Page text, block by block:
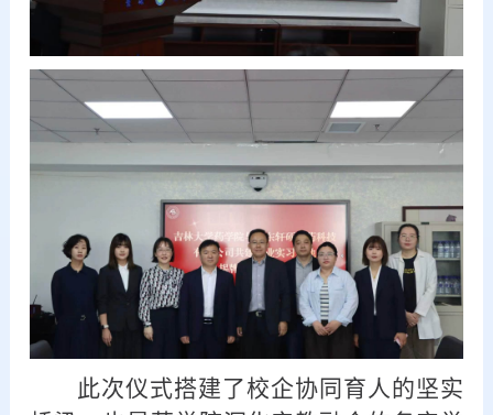
此次仪式搭建了校企协同育人的坚实